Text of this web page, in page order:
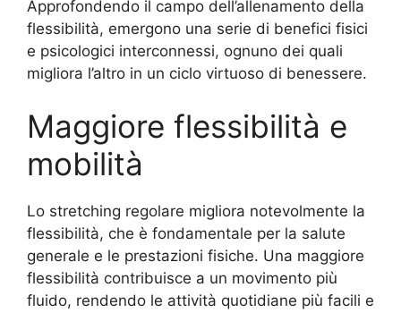
Approfondendo il campo dell’allenamento della
flessibilità, emergono una serie di benefici fisici
e psicologici interconnessi, ognuno dei quali
migliora l’altro in un ciclo virtuoso di benessere.
Maggiore flessibilità e
mobilità
Lo stretching regolare migliora notevolmente la
flessibilità, che è fondamentale per la salute
generale e le prestazioni fisiche. Una maggiore
flessibilità contribuisce a un movimento più
fluido, rendendo le attività quotidiane più facili e